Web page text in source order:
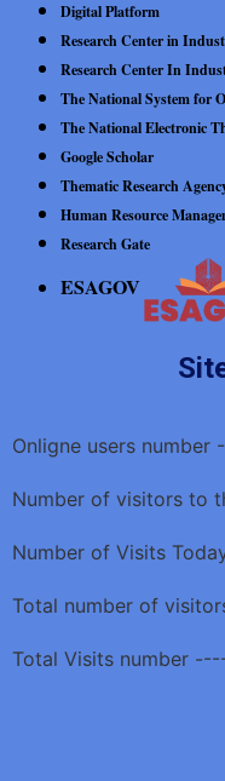
Digital Platform
Research Center in
Research Center In
The National System for
The National Electronic
Google Scholar
Thematic Research
Human Resource
Research Gate
ESAGOV
Onligne users
Number of visitors
Number of Visits
Total number of
Total Visits number